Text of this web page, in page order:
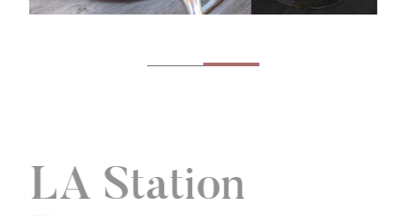
LA Station